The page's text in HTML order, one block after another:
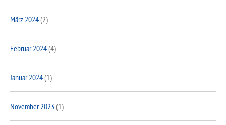
März 2024(2)
Februar 2024(4)
Januar 2024(1)
November 2023(1)